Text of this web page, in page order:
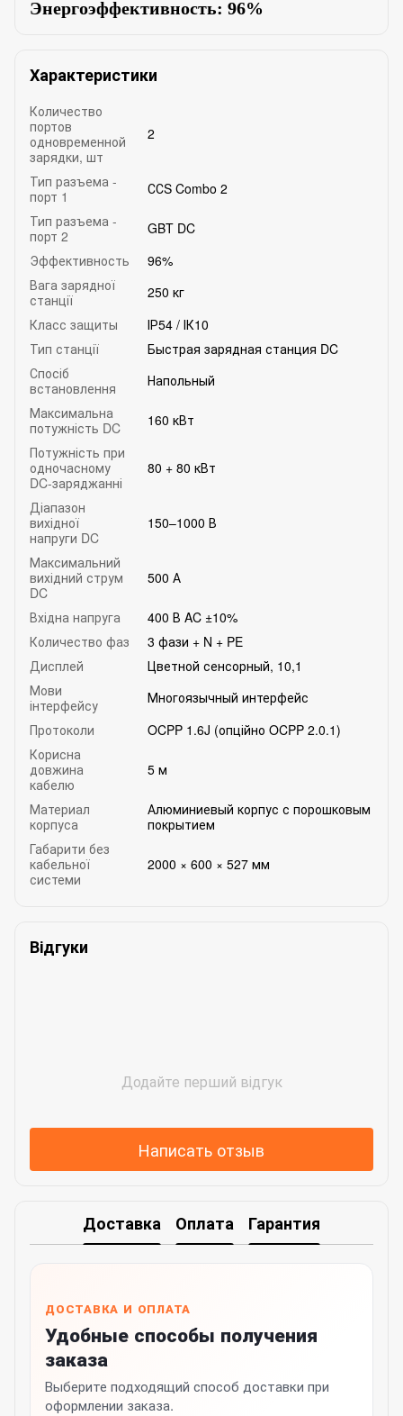
Энергоэффективность: 96%
Характеристики
Количество
портов
одновременной
зарядки, шт
2
Тип разъема -
порт 1
ССS Combo 2
Тип разъема -
порт 2
GBT DC
Эффективность
96%
Вага зарядної
станції
250 кг
Класс защиты
ІР54 / ІК10
Тип станції
Быстрая зарядная станция DC
Спосіб
встановлення
Напольный
Максимальна
потужність DC
160 кВт
Потужність при
одночасному
DC-заряджанні
80 + 80 кВт
Діапазон
вихідної
напруги DC
150–1000 В
Максимальний
вихідний струм
DC
500 А
Вхідна напруга
400 В AC ±10%
Количество фаз
3 фази + N + PE
Дисплей
Цветной сенсорный, 10,1
Мови
інтерфейсу
Многоязычный интерфейс
Протоколи
OCPP 1.6J (опційно OCPP 2.0.1)
Корисна
довжина
кабелю
5 м
Материал
корпуса
Алюминиевый корпус с порошковым
покрытием
Габарити без
кабельної
системи
2000 × 600 × 527 мм
Відгуки
Додайте перший відгук
Написать отзыв
Доставка Оплата Гарантия
ДОСТАВКА И ОПЛАТА
Удобные способы получения
заказа
Выберите подходящий способ доставки при
оформлении заказа.